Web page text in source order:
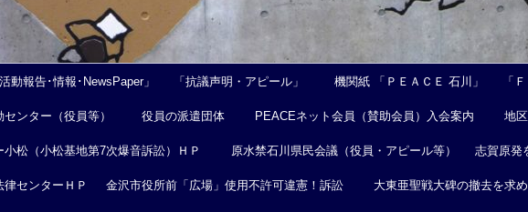
動報告･情報･NewsPaper」 「抗議声明・アピール」 機関紙 「ＰＥＡＣＥ 石川」 「
ンター（役員等） 役員の派遣団体 PEACEネット会員（賛助会員）入会案内 地区
小松（小松基地第7次爆音訴訟）ＨＰ 原水禁石川県民会議（役員・アピール等） 志賀原発
センターＨＰ 金沢市役所前「広場」使用不許可違憲！訴訟 大東亜聖戦大碑の撤去を求